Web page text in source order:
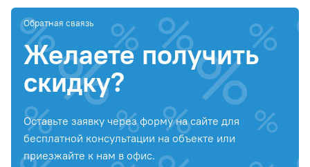
Обратная сваязь
Желаете получить
скидку?
Оставьте заявку через форму на сайте для
бесплатной консультации на объекте или
приезжайте к нам в офис.